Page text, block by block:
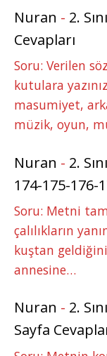
Nuran - 2.
Cevapları
Soru: Verilen
kutulara
masumiyet,
müzik, oyun,
Nuran - 2.
174-175-176-
Soru: Metni
çalılıkların
kuştan
annesine…
Nuran - 2.
Sayfa